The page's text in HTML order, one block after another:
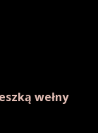
wełny